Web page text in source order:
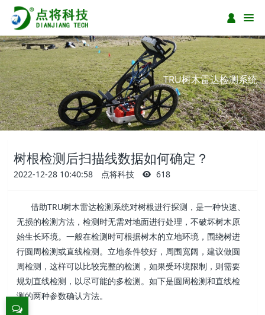
TRU树木雷达检测系统
树根检测后扫描线数据如何确定？
2022-12-28 10:40:58 点将科技 618
借助TRU树木雷达检测系统对树根进行探测，是一种快速、
无损的检测方法，检测时无需对地面进行处理，不破坏树木原
始生长环境。一般在检测时可根据树木的立地环境，围绕树进
行圆周检测或直线检测。立地条件较好，周围宽阔，建议做圆
周检测，这样可以比较完整的检测，如果受环境限制，则需要
规划直线检测，以尽可能的多检测。如下是圆周检测和直线检
测的两种参数确认方法。